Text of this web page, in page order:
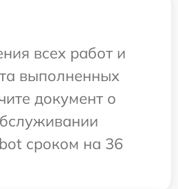
всех работ и
выполненных
документ о
сроком на 36